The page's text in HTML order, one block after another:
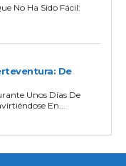
No Ha Sido Fácil:
De
Unos Días De
En...